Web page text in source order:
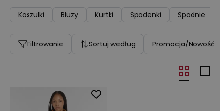
Koszulki Bluzy Kurtki Spodenki Spodnie
Filtrowanie Sortuj według Promocja/Nowość